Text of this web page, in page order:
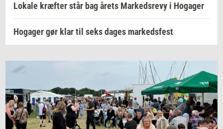
Lokale kræfter står bag årets Markedsrevy i Hogager
Hogager gør klar til seks dages markedsfest